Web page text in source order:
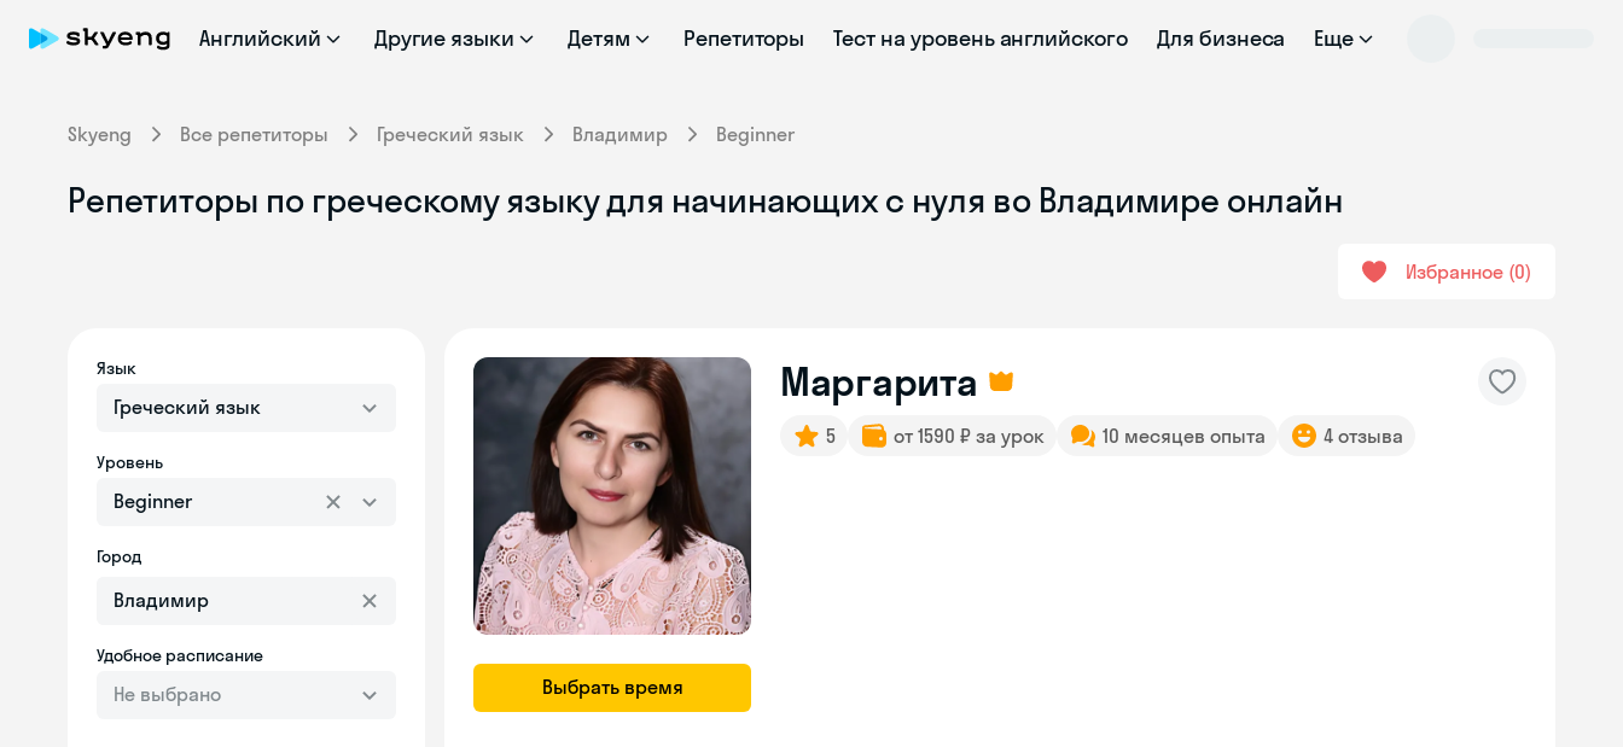
Английский Другие языки Детям Репетиторы Тест на уровень английского Для бизнеса Еще
Skyeng Все репетиторы Греческий язык Владимир Beginner
Репетиторы по греческому языку для начинающих с нуля во Владимире онлайн
Избранное 0
Язык
Греческий язык
Уровень
Beginner
Город
Удобное расписание
Не выбрано Выбрать время
Маргарита
5 от 1590 ₽ за урок 10 месяцев опыта 4 отзыва